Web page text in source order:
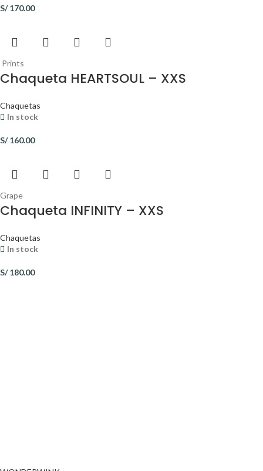
S/170.00
Prints
Chaqueta HEARTSOUL – XXS
Chaquetas
In stock
S/160.00
Grape
Chaqueta INFINITY – XXS
Chaquetas
In stock
S/180.00